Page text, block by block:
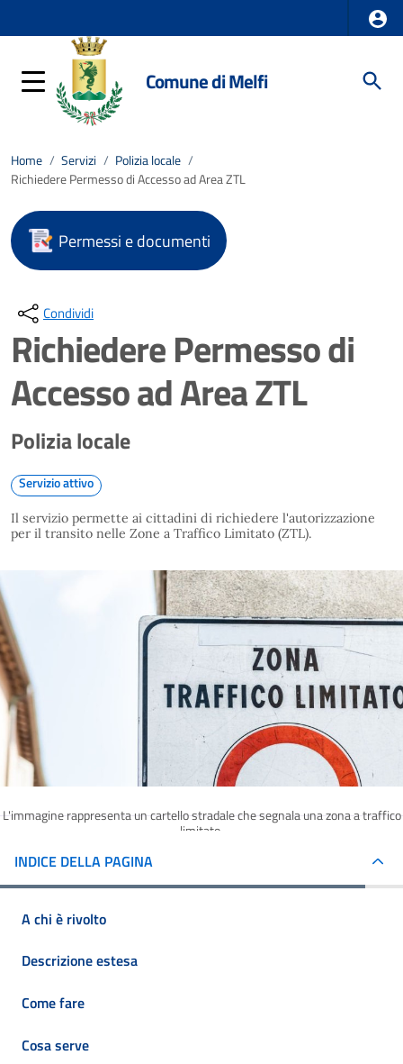
Comune di Melfi
Home / Servizi / Polizia locale /
Richiedere Permesso di Accesso ad Area ZTL
Permessi e documenti
Condividi
Richiedere Permesso di
Accesso ad Area ZTL
Polizia locale
Servizio attivo
Il servizio permette ai cittadini di richiedere l'autorizzazione
per il transito nelle Zone a Traffico Limitato (ZTL).
L'immagine rappresenta un cartello stradale che segnala una zona a traffico
limitato.
INDICE DELLA PAGINA
A chi è rivolto
Descrizione estesa
Come fare
Cosa serve